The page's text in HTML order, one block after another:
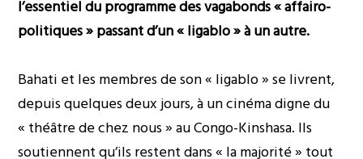
l’essentiel du programme des vagabonds « affairo-
politiques » passant d’un « ligablo » à un autre.
Bahati et les membres de son « ligablo » se livrent,
depuis quelques deux jours, à un cinéma digne du
« théâtre de chez nous » au Congo-Kinshasa. Ils
soutiennent qu’ils restent dans « la majorité » tout